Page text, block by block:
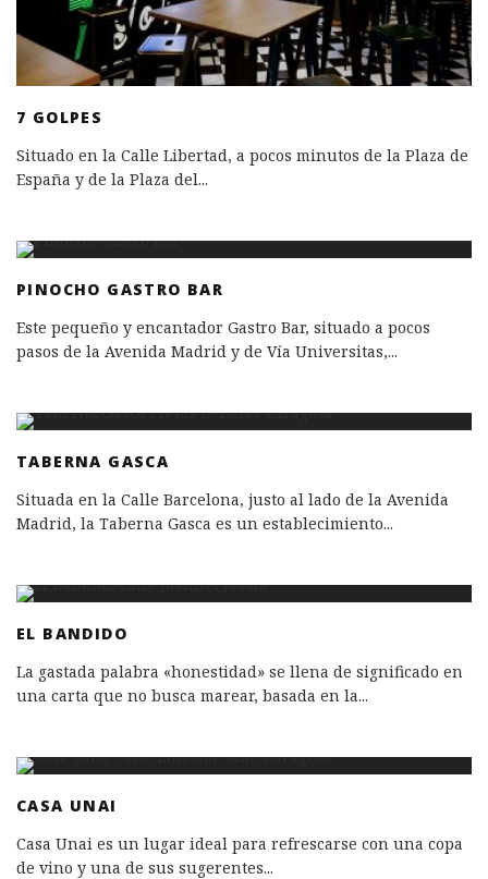
7 GOLPES
Situado en la Calle Libertad, a pocos minutos de la Plaza de
España y de la Plaza del...
PINOCHO GASTRO BAR
Este pequeño y encantador Gastro Bar, situado a pocos
pasos de la Avenida Madrid y de Vía Universitas,...
TABERNA GASCA
Situada en la Calle Barcelona, justo al lado de la Avenida
Madrid, la Taberna Gasca es un establecimiento...
EL BANDIDO
La gastada palabra «honestidad» se llena de significado en
una carta que no busca marear, basada en la...
CASA UNAI
Casa Unai es un lugar ideal para refrescarse con una copa
de vino y una de sus sugerentes...